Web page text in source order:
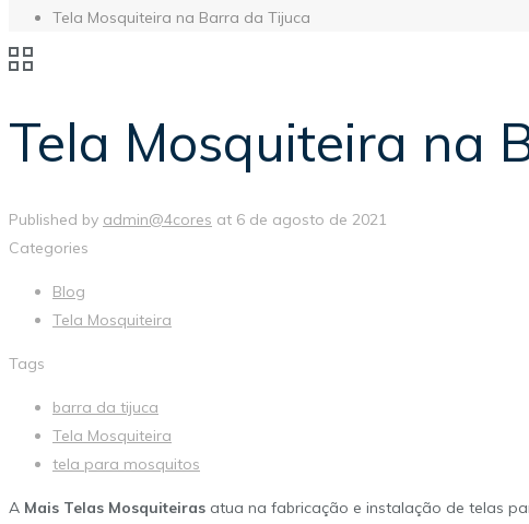
Tela Mosquiteira na Barra da Tijuca
Tela Mosquiteira na
Published by admin@4cores at 6 de agosto de 2021
Categories
Blog
Tela Mosquiteira
Tags
barra da tijuca
Tela Mosquiteira
tela para mosquitos
A Mais Telas Mosquiteiras atua na fabricação e instalação de telas